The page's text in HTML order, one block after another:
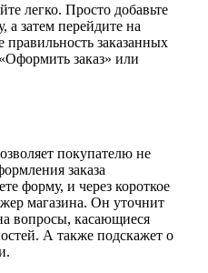
легко. Просто добавьте
а затем перейдите на
правильность заказанных
заказ» или
покупателю не
заказа
форму, и через короткое
магазина. Он уточнит
вопросы, касающиеся
А также подскажет о